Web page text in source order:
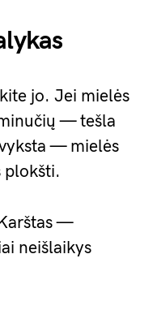
jo. Jei mielės
— tešla
— mielės
plokšti.
—
neišlaikys